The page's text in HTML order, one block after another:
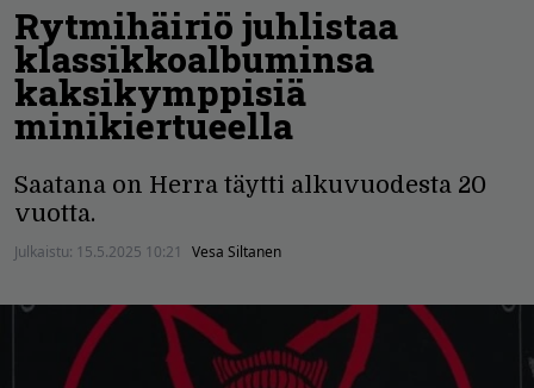
Rytmihäiriö juhlistaa
klassikkoalbuminsa
kaksikymppisiä
minikiertueella
Saatana on Herra täytti alkuvuodesta 20
vuotta.
Julkaistu: 15.5.2025 10:21 Vesa Siltanen